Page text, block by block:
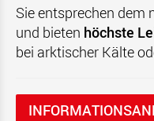
Sie entsprechen dem
und bieten höchste
bei arktischer Kälte